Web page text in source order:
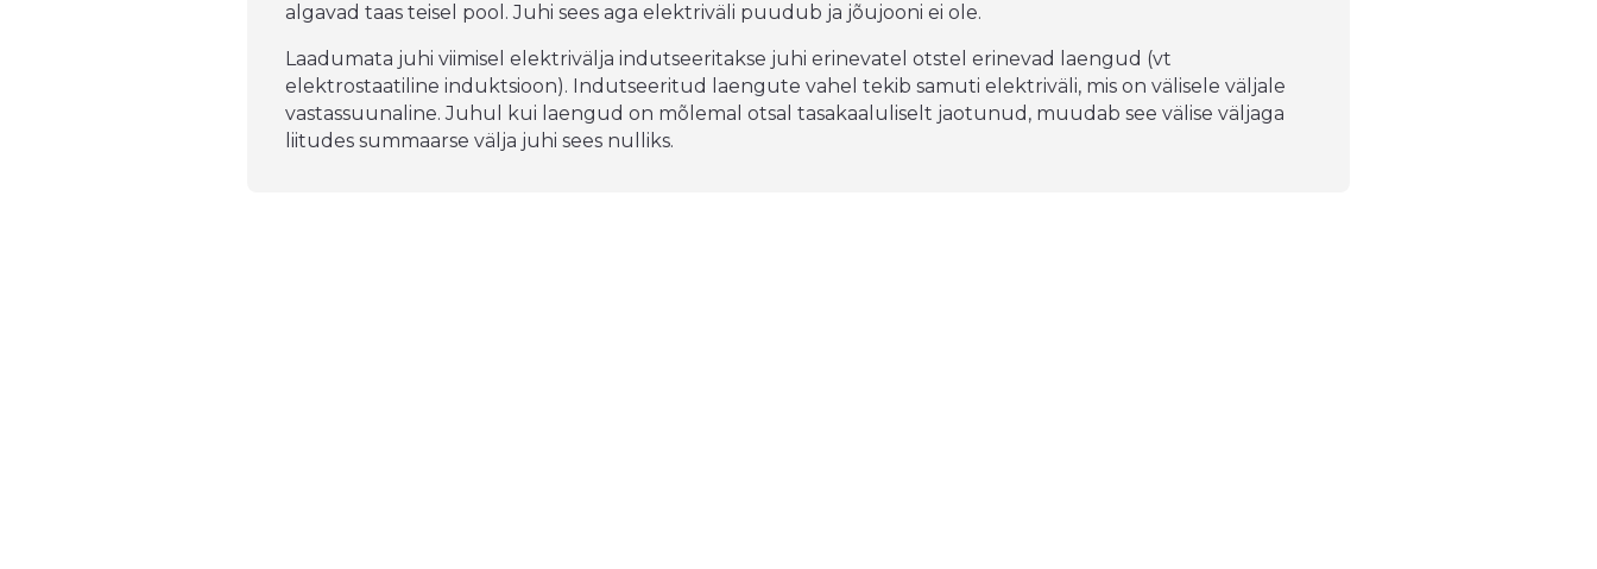
algavad taas teisel pool. Juhi sees aga elektriväli puudub ja jõujooni ei ole.
Laadumata juhi viimisel elektrivälja indutseeritakse juhi erinevatel otstel erinevad laengud (vt
elektrostaatiline induktsioon). Indutseeritud laengute vahel tekib samuti elektriväli, mis on välisele väljale
vastassuunaline. Juhul kui laengud on mõlemal otsal tasakaaluliselt jaotunud, muudab see välise väljaga
liitudes summaarse välja juhi sees nulliks.